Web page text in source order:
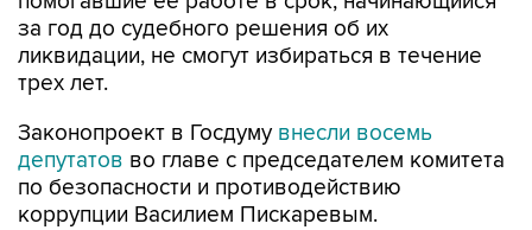
за год до судебного решения об их
ликвидации, не смогут избираться в течение
трех лет.
Законопроект в Госдуму внесли восемь
депутатов во главе с председателем комитета
по безопасности и противодействию
коррупции Василием Пискаревым.